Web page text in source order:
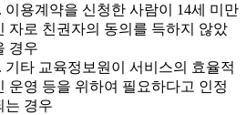
이용계약을 신청한 사람이 14세 미만
자로 친권자의 동의를 득하지 않았
경우
기타 교육정보원이 서비스의 효율적
운영 등을 위하여 필요하다고 인정
는 경우